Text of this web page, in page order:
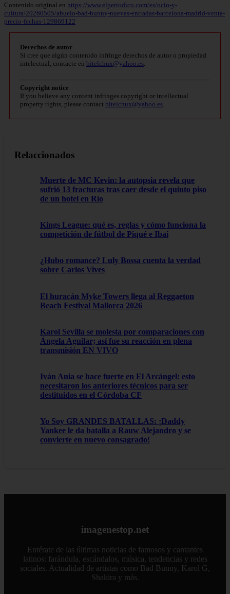
Contenido original en https://www.elperiodico.com/es/ocio-y-
cultura/20260505/abuelo-bad-bunny-nuevas-entradas-barcelona-madrid-venta-
precio-fechas-129869122
Derechos de autor
Si cree que algún contenido infringe derechos de autor o propiedad
intelectual, contacte en bitelchux@yahoo.es.
Copyright notice
If you believe any content infringes copyright or intellectual
property rights, please contact bitelchux@yahoo.es.
Relaccionados
Muerte de MC Kevin: la autopsia revela que
sufrió 13 fracturas tras caer desde el quinto piso
de un hotel en Río
Kings League: qué es, reglas y cómo funciona la
competición de fútbol de Piqué e Ibai
¿Hubo romance? Luly Bossa cuenta la verdad
sobre Carlos Vives
El huracán Myke Towers llega al Reggaeton
Beach Festival Mallorca 2026
Karol Sevilla se molesta por comparaciones con
Ángela Aguilar; así fue su reacción en plena
transmisión EN VIVO
Iván Ania se hace fuerte en El Arcángel: esto
necesitaron los anteriores técnicos para ser
destituidos en el Córdoba CF
Yo Soy GRANDES BATALLAS: ¡Daddy
Yankee le da batalla a Rauw Alejandro y se
convierte en nuevo consagrado!
imagenestop.net
Entérate de las últimas noticias de famosos y cantantes
latinos: farándula, escándalos, música, tendencias y redes
sociales. Actualidad de artistas como Bad Bunny, Karol G,
Shakira y más.